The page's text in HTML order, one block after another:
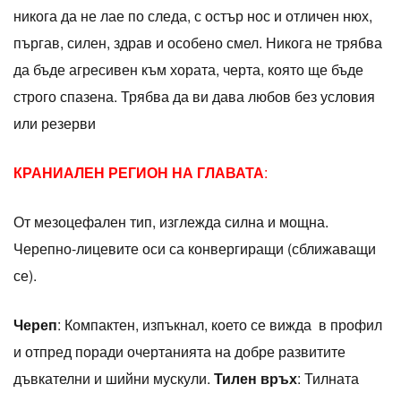
никога да не лае по следа, с остър нос и отличен нюх,
пъргав, силен, здрав и особено смел. Никога не трябва
да бъде агресивен към хората, черта, която ще бъде
строго спазена. Трябва да ви дава любов без условия
или резерви
КРАНИАЛЕН РЕГИОН НА ГЛАВАТА:
От мезоцефален тип, изглежда силна и мощна.
Черепно-лицевите оси са конвергиращи (сближаващи
се).
Череп: Компактен, изпъкнал, което се вижда в профил
и отпред поради очертанията на добре развитите
дъвкателни и шийни мускули. Тилен връх: Тилната